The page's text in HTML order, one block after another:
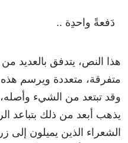
دَفعةً واحدِة ..
هذا النص، يتدفق بالعديد من
متفرقة، متعددة ويرسم هذه
وقد تبتعد من الشيء وأصله،
يذهب أبعد من ذلك بتباعد
الشعراء الذين يميلون إلى